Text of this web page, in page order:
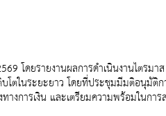
โดยรายงานผลการดำเนินงานไตรม
ตในระยะยาว โดยที่ประชุมมีมติอนุมัติ
การเงิน และเตรียมความพร้อมในก